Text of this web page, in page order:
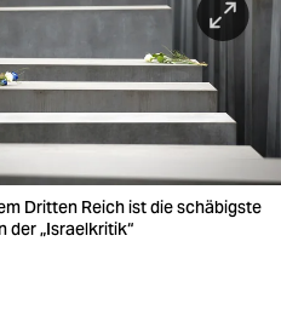
Dritten Reich ist die schäbigste
der „Israelkritik“